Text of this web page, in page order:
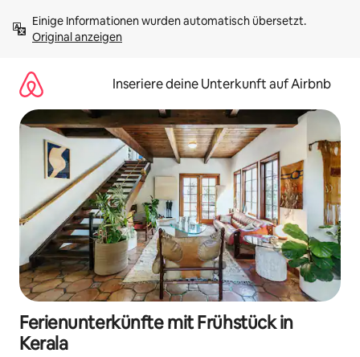
Inhalten
springenOriginal anzeigen
Inseriere deine Unterkunft auf Airbnb
Ferienunterkünfte mit Frühstück in
Kerala